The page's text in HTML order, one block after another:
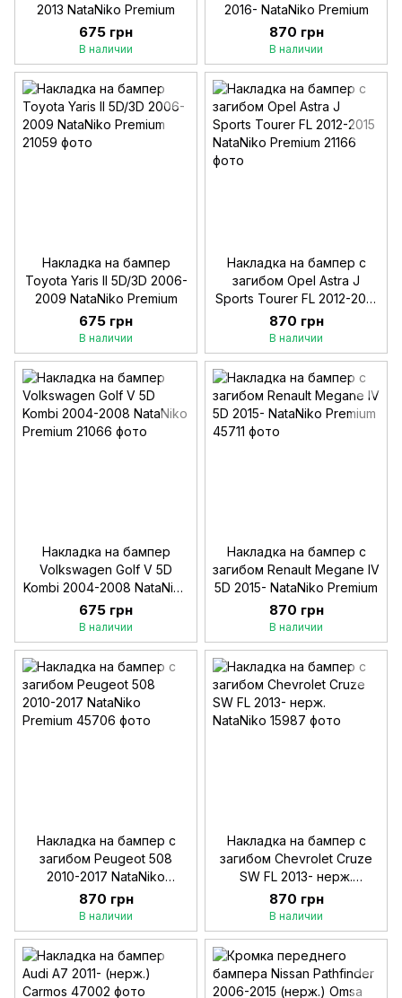
2013 NataNiko Premium
675 грн
В наличии
2016- NataNiko Premium
870 грн
В наличии
Накладка на бампер
Toyota Yaris II 5D/3D 2006-
2009 NataNiko Premium
675 грн
В наличии
Накладка на бампер с
загибом Opel Astra J
Sports Tourer FL 2012-2015
NataNiko Premium
870 грн
В наличии
Накладка на бампер
Volkswagen Golf V 5D
Kombi 2004-2008 NataNiko
Premium
675 грн
В наличии
Накладка на бампер с
загибом Renault Megane IV
5D 2015- NataNiko Premium
870 грн
В наличии
Накладка на бампер с
загибом Peugeot 508
2010-2017 NataNiko
Premium
870 грн
В наличии
Накладка на бампер с
загибом Chevrolet Cruze
SW FL 2013- нерж.
NataNiko
870 грн
В наличии